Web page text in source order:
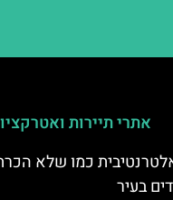
אתרי תיירות
כמו שלא
בעיר